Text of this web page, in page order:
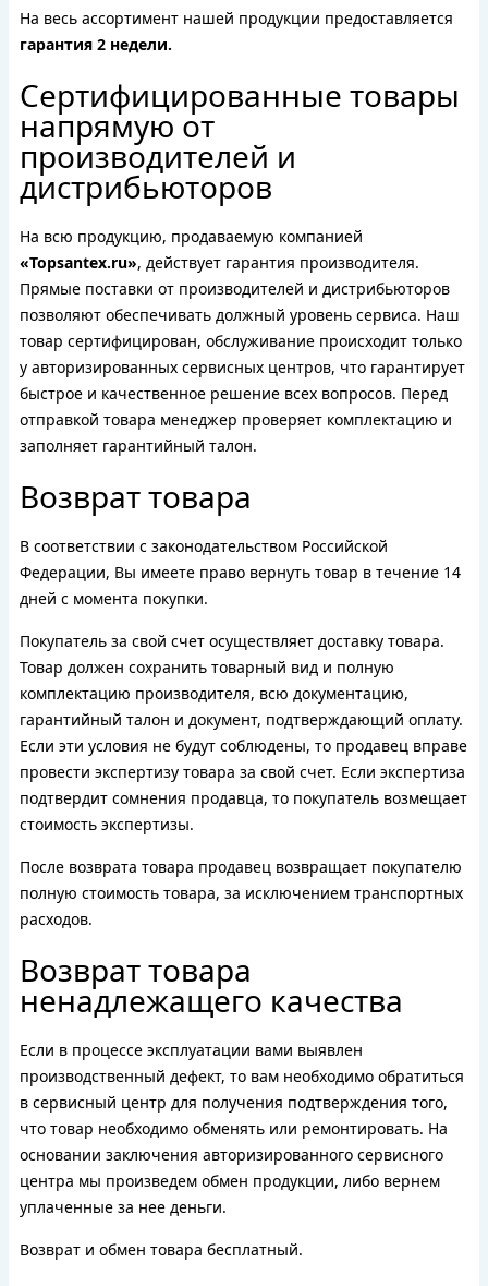
На весь ассортимент нашей продукции предоставляется
гарантия 2 недели.
Сертифицированные товары
напрямую от
производителей и
дистрибьюторов
На всю продукцию, продаваемую компанией
«Topsantex.ru», действует гарантия производителя.
Прямые поставки от производителей и дистрибьюторов
позволяют обеспечивать должный уровень сервиса. Наш
товар сертифицирован, обслуживание происходит только
у авторизированных сервисных центров, что гарантирует
быстрое и качественное решение всех вопросов. Перед
отправкой товара менеджер проверяет комплектацию и
заполняет гарантийный талон.
Возврат товара
В соответствии с законодательством Российской
Федерации, Вы имеете право вернуть товар в течение 14
дней с момента покупки.
Покупатель за свой счет осуществляет доставку товара.
Товар должен сохранить товарный вид и полную
комплектацию производителя, всю документацию,
гарантийный талон и документ, подтверждающий оплату.
Если эти условия не будут соблюдены, то продавец вправе
провести экспертизу товара за свой счет. Если экспертиза
подтвердит сомнения продавца, то покупатель возмещает
стоимость экспертизы.
После возврата товара продавец возвращает покупателю
полную стоимость товара, за исключением транспортных
расходов.
Возврат товара
ненадлежащего качества
Если в процессе эксплуатации вами выявлен
производственный дефект, то вам необходимо обратиться
в сервисный центр для получения подтверждения того,
что товар необходимо обменять или ремонтировать. На
основании заключения авторизированного сервисного
центра мы произведем обмен продукции, либо вернем
уплаченные за нее деньги.
Возврат и обмен товара бесплатный.